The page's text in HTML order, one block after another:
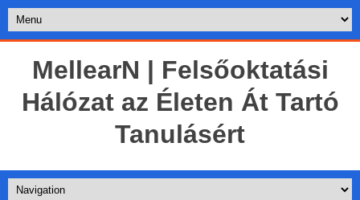
MellearN | Felsőoktatási
Hálózat az Életen Át Tartó
Tanulásért